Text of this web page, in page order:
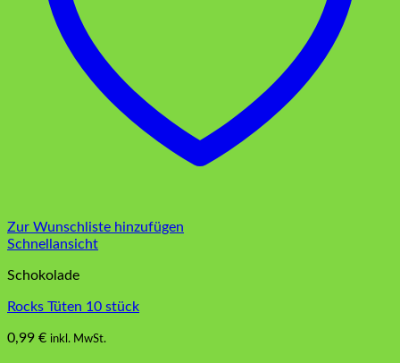
Zur Wunschliste hinzufügen
Schnellansicht
Schokolade
Rocks Tüten 10 stück
0,99 € inkl. MwSt.